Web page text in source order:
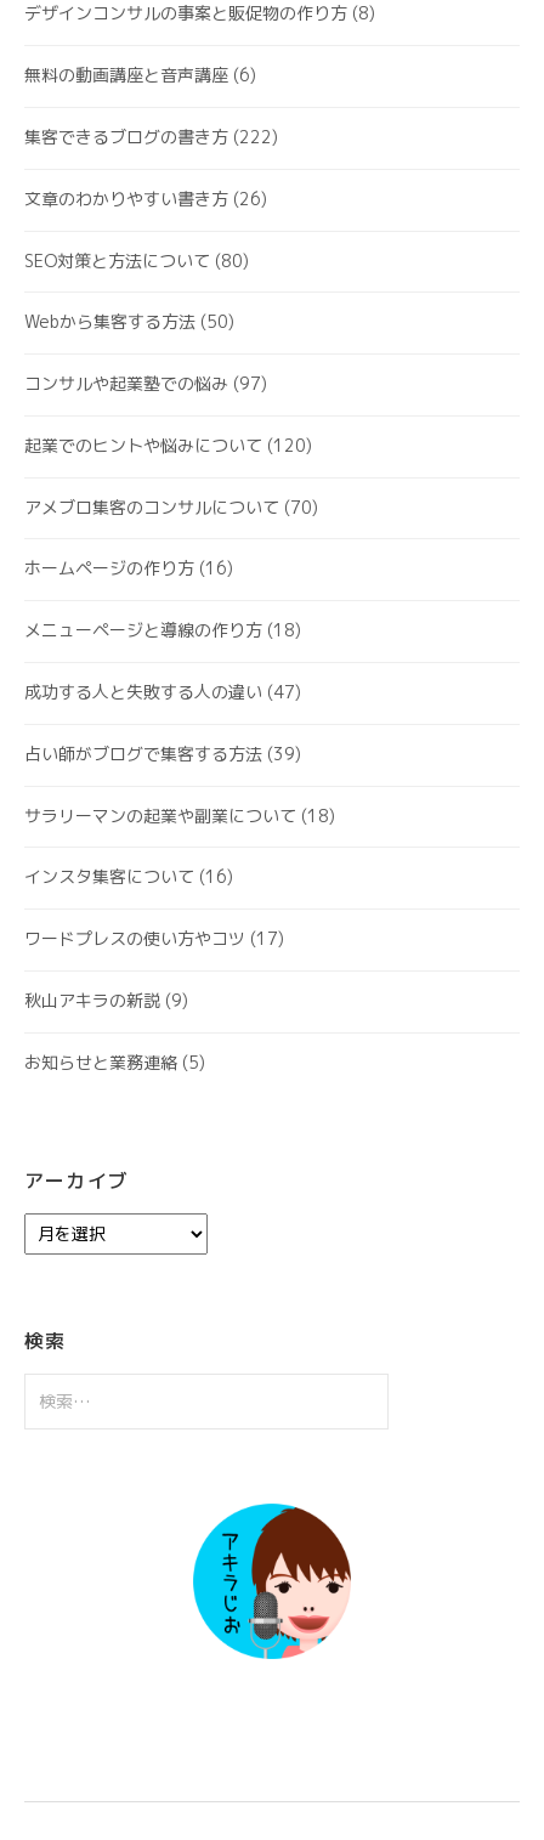
デザインコンサルの事案と販促物の作り方 (8)
無料の動画講座と音声講座 (6)
集客できるブログの書き方 (222)
文章のわかりやすい書き方 (26)
SEO対策と方法について (80)
Webから集客する方法 (50)
コンサルや起業塾での悩み (97)
起業でのヒントや悩みについて (120)
アメブロ集客のコンサルについて (70)
ホームページの作り方 (16)
メニューページと導線の作り方 (18)
成功する人と失敗する人の違い (47)
占い師がブログで集客する方法 (39)
サラリーマンの起業や副業について (18)
インスタ集客について (16)
ワードプレスの使い方やコツ (17)
秋山アキラの新説 (9)
お知らせと業務連絡 (5)
アーカイブ
ー
ブ
検索
索: